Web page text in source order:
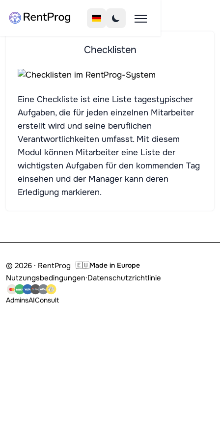
Checklisten
Eine Checkliste ist eine Liste tagestypischer
Aufgaben, die für jeden einzelnen Mitarbeiter
erstellt wird und seine beruflichen
Verantwortlichkeiten umfasst. Mit diesem
Modul können Mitarbeiter eine Liste der
wichtigsten Aufgaben für den kommenden Tag
einsehen und der Manager kann deren
Erledigung markieren.
© 2026 · RentProg 🇪🇺Made in Europe
Nutzungsbedingungen·Datenschutzrichtlinie
AdminsAIConsult